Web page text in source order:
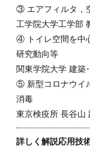
③ エアフィルタ，
工学院大学工学部
④ トイレ空間を中
研究動向等
関東学院大学 建築
⑤ 新型コロナウイ
消毒
東京検疫所 長谷山
詳しく解説応用技